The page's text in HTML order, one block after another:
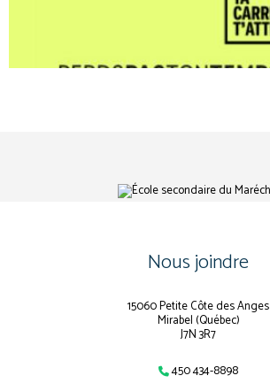
Nous joindre
15060 Petite Côte des Anges
Mirabel (Québec)
J7N 3R7
450 434-8898